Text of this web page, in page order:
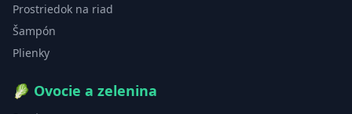
Prostriedok na riad
Šampón
Plienky
🥬 Ovocie a zelenina